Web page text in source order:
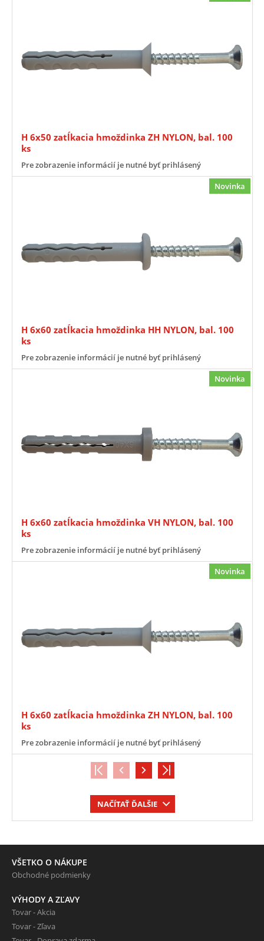
H 6x50 zatĺkacia hmoždinka ZH NYLON, bal. 100
ks
Pre zobrazenie informácií je nutné byť prihlásený
Novinka
H 6x60 zatĺkacia hmoždinka HH NYLON, bal. 100
ks
Pre zobrazenie informácií je nutné byť prihlásený
Novinka
H 6x60 zatĺkacia hmoždinka VH NYLON, bal. 100
ks
Pre zobrazenie informácií je nutné byť prihlásený
Novinka
H 6x60 zatĺkacia hmoždinka ZH NYLON, bal. 100
ks
Pre zobrazenie informácií je nutné byť prihlásený
NAČÍTAŤ ĎALŠIE
VŠETKO O NÁKUPE
Obchodné podmienky
VÝHODY A ZĽAVY
Tovar - Akcia
Tovar - Zľava